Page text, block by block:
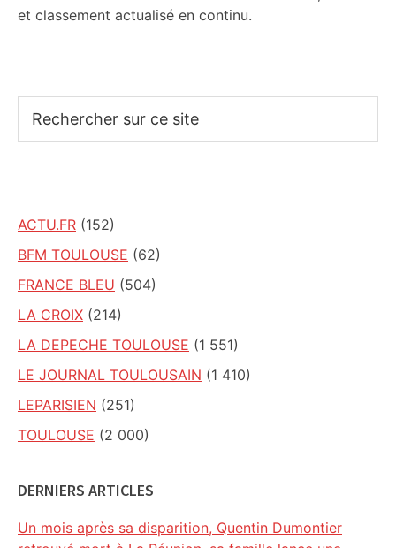
et classement actualisé en continu.
sur
ACTU.FR (152)
BFM TOULOUSE (62)
FRANCE BLEU (504)
LA CROIX (214)
LA DEPECHE TOULOUSE (1 551)
LE JOURNAL TOULOUSAIN (1 410)
LEPARISIEN (251)
TOULOUSE (2 000)
DERNIERS ARTICLES
Un mois après sa disparition, Quentin Dumontier